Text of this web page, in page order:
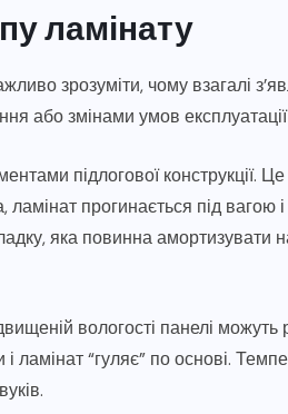
ламінату
зрозуміти, чому взагалі
або змінами умов експлуатації
підлогової конструкції.
ламінат прогинається під
яка повинна
вологості панелі можуть
ламінат “гуляє” по основі.